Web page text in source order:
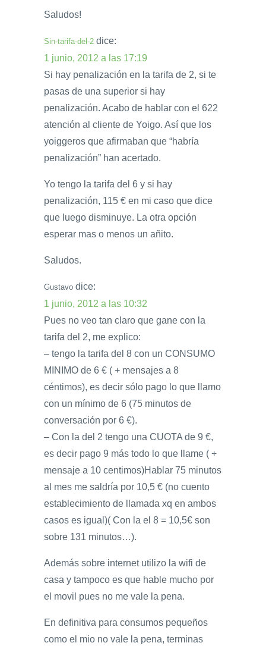
Saludos!
Sin-tarifa-del-2 dice:
1 junio, 2012 a las 17:19
Si hay penalización en la tarifa de 2, si te
pasas de una superior si hay
penalización. Acabo de hablar con el 622
atención al cliente de Yoigo. Así que los
yoiggeros que afirmaban que “habría
penalización” han acertado.
Yo tengo la tarifa del 6 y si hay
penalización, 115 € en mi caso que dice
que luego disminuye. La otra opción
esperar mas o menos un añito.
Saludos.
Gustavo dice:
1 junio, 2012 a las 10:32
Pues no veo tan claro que gane con la
tarifa del 2, me explico:
– tengo la tarifa del 8 con un CONSUMO
MINIMO de 6 € ( + mensajes a 8
céntimos), es decir sólo pago lo que llamo
con un mínimo de 6 (75 minutos de
conversación por 6 €).
– Con la del 2 tengo una CUOTA de 9 €,
es decir pago 9 más todo lo que llame ( +
mensaje a 10 centimos)Hablar 75 minutos
al mes me saldría por 10,5 € (no cuento
establecimiento de llamada xq en ambos
casos es igual)( Con la el 8 = 10,5€ son
sobre 131 minutos…).
Además sobre internet utilizo la wifi de
casa y tampoco es que hable mucho por
el movil pues no me vale la pena.
En definitiva para consumos pequeños
como el mio no vale la pena, terminas